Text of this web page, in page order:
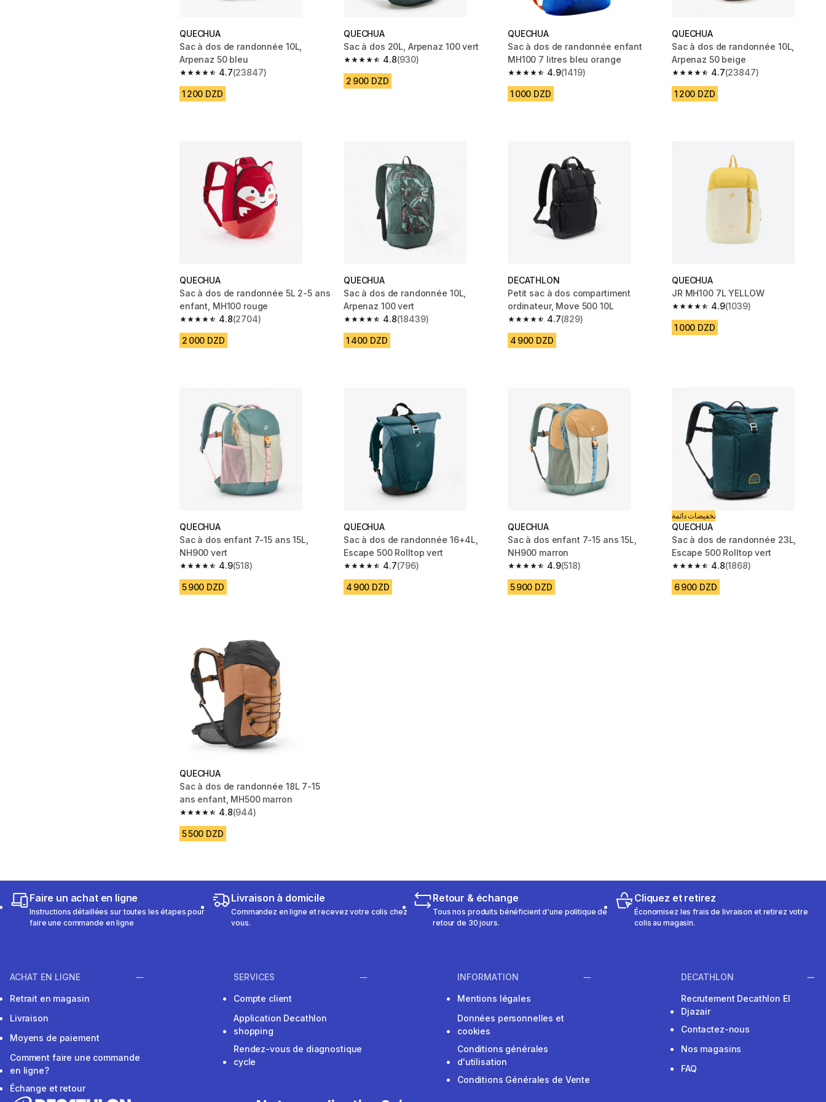
QUECHUA
Sac à dos de randonnée 10L,
Arpenaz 50 bleu
4.7
4.7 out of 5 stars from 23847 reviews
(23847)
1 200 DZD
QUECHUA
Sac à dos 20L, Arpenaz 100 vert
4.8
4.8 out of 5 stars from 930 reviews
(930)
2 900 DZD
QUECHUA
Sac à dos de randonnée enfant
MH100 7 litres bleu orange
4.9
4.9 out of 5 stars from 1419 reviews
(1419)
1 000 DZD
QUECHUA
Sac à dos de randonnée 10L,
Arpenaz 50 beige
4.7
4.7 out of 5 stars from 23847
(23847)
1 200 DZD
QUECHUA
Sac à dos de randonnée 5L 2-5 ans
enfant, MH100 rouge
4.8
4.8 out of 5 stars from 2704 reviews
(2704)
2 000 DZD
QUECHUA
Sac à dos de randonnée 10L,
Arpenaz 100 vert
4.8
4.8 out of 5 stars from 18439 reviews
(18439)
1 400 DZD
DECATHLON
Petit sac à dos compartiment
ordinateur, Move 500 10L
4.7
4.7 out of 5 stars from 829 reviews
(829)
4 900 DZD
QUECHUA
JR MH100 7L YELLOW
4.9
4.9 out of 5 stars from 1039 reviews
(1039)
1 000 DZD
QUECHUA
Sac à dos enfant 7-15 ans 15L,
NH900 vert
4.9
4.9 out of 5 stars from 518 reviews
(518)
5 900 DZD
QUECHUA
Sac à dos de randonnée 16+4L,
Escape 500 Rolltop vert
4.7
4.7 out of 5 stars from 796 reviews
(796)
4 900 DZD
QUECHUA
Sac à dos enfant 7-15 ans 15L,
NH900 marron
4.9
4.9 out of 5 stars from 518 reviews
(518)
5 900 DZD
تخفيضات دائمة
QUECHUA
Sac à dos de randonnée 23L,
Escape 500 Rolltop vert
4.8
4.8 out of 5 stars from 1868 reviews
(1868)
6 900 DZD
QUECHUA
Sac à dos de randonnée 18L 7-15
ans enfant, MH500 marron
4.8
4.8 out of 5 stars from 944 reviews
(944)
5 500 DZD
Faire un achat en ligne
Instructions détaillées sur toutes les étapes pour
faire une commande en ligne
Livraison à domicile
Commandez en ligne et recevez votre colis chez
vous.
Retour & échange
Tous nos produits bénéficient d'une politique de
retour de 30 jours.
Cliquez et retirez
Économisez les frais de livraison et retirez votre
colis au magasin.
ACHAT EN LIGNE
Retrait en magasin
Livraison
Moyens de paiement
Comment faire une commande
en ligne?
Échange et retour
SERVICES
Compte client
Application Decathlon
shopping
Rendez-vous de diagnostique
cycle
INFORMATION
Mentions légales
Données personnelles et
cookies
Conditions générales
d'utilisation
Conditions Générales de Vente
DECATHLON
Recrutement Decathlon El
Djazair
Contactez-nous
Nos magasins
FAQ